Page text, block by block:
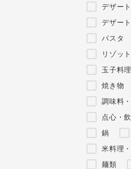
デザート
デザー
パスタ
リゾット
玉子料理
焼き物
調味料
点心・
鍋
米料理
麺類